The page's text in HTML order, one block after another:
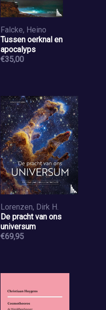
Falcke, Heino
Tussen oerknal en
apocalyps
€35,00
Lorenzen, Dirk H.
De pracht van ons
universum
€69,95